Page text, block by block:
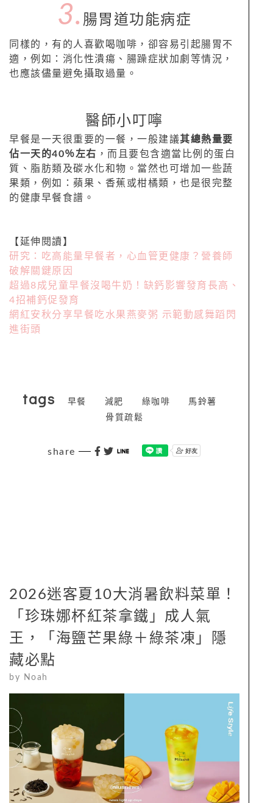
3. 腸胃道功能病症
同樣的，有的人喜歡喝咖啡，卻容易引起腸胃不
適，例如：消化性潰瘍、腸躁症狀加劇等情況，
也應該儘量避免攝取過量。
醫師小叮嚀
早餐是一天很重要的一餐，一般建議其總熱量要
佔一天的40％左右 ，而且要包含適當比例的蛋白
質、脂肪類及碳水化和物。當然也可增加一些蔬
果類，例如：蘋果、香蕉或柑橘類，也是很完整
的健康早餐食譜。
【延伸閱讀】
研究：吃高能量早餐者，心血管更健康？營養師
破解關鍵原因
超過8成兒童早餐沒喝牛奶！缺鈣影響發育長高、
4招補鈣促發育
網紅安秋分享早餐吃水果燕麥粥 示範動感舞蹈閃
進街頭
tags 早餐 減肥 綠咖啡
馬鈴薯
骨質疏鬆
share
2026迷客夏10大消暑飲料菜單！
「珍珠娜杯紅茶拿鐵」成人氣
王，「海鹽芒果綠＋綠茶凍」隱
藏必點
by Noah